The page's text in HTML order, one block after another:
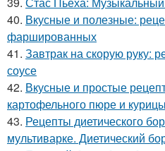
40. Вкусные и полезные:
фаршированных
41. Завтрак на скорую руку:
соусе
42. Вкусные и простые
картофельного пюре и курицы
43. Рецепты диетического
мультиварке. Диетический